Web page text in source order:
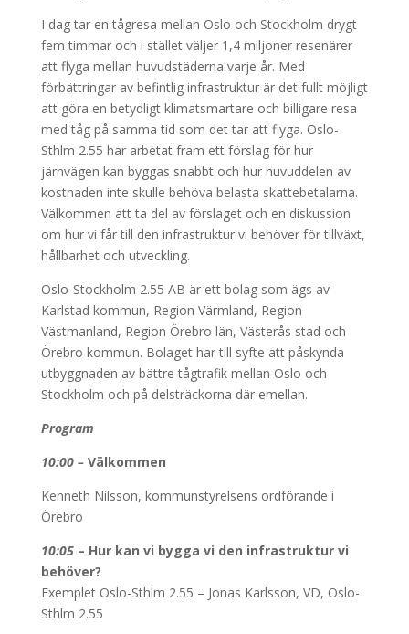
I dag tar en tågresa mellan Oslo och Stockholm drygt
fem timmar och i stället väljer 1,4 miljoner resenärer
att flyga mellan huvudstäderna varje år. Med
förbättringar av befintlig infrastruktur är det fullt möjligt
att göra en betydligt klimatsmartare och billigare resa
med tåg på samma tid som det tar att flyga. Oslo-
Sthlm 2.55 har arbetat fram ett förslag för hur
järnvägen kan byggas snabbt och hur huvuddelen av
kostnaden inte skulle behöva belasta skattebetalarna.
Välkommen att ta del av förslaget och en diskussion
om hur vi får till den infrastruktur vi behöver för tillväxt,
hållbarhet och utveckling.
Oslo-Stockholm 2.55 AB är ett bolag som ägs av
Karlstad kommun, Region Värmland, Region
Västmanland, Region Örebro län, Västerås stad och
Örebro kommun. Bolaget har till syfte att påskynda
utbyggnaden av bättre tågtrafik mellan Oslo och
Stockholm och på delsträckorna där emellan.
Program
10:00 – Välkommen
Kenneth Nilsson, kommunstyrelsens ordförande i
Örebro
10:05– Hur kan vi bygga vi den infrastruktur vi
behöver?
Exemplet Oslo-Sthlm 2.55 – Jonas Karlsson, VD, Oslo-
Sthlm 2.55